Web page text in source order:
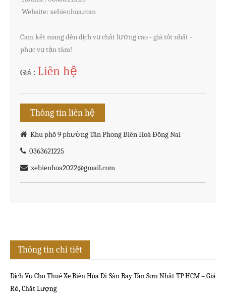
Cam kết mang đến dịch vụ chất lượng cao - giá tốt nhất -
phục vụ tận tâm!
Giá : Liên hệ
Thông tin liên hệ
Khu phố 9 phường Tân Phong Biên Hoà Đồng Nai
0363621225
xebienhoa2022@gmail.com
Thông tin chi tiết
Dịch Vụ Cho Thuê Xe Biên Hòa Đi Sân Bay Tân Sơn Nhất TP HCM – Giá
Rẻ, Chất Lượng